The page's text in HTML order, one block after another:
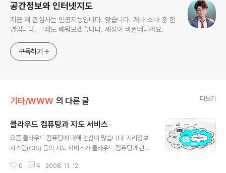
공간정보와 인터넷지도
지금 제 관심사는 인공지능입니다. 맞습니다. 개나 소나 중 한
명입니다. 그래도 배워보겠습니다. 세상이 바뀔테니까요.
구독하기
기타/WWW 의 다른 글 더보기
클라우드 컴퓨팅과 지도 서비스
요즘 클라우드 컴퓨팅에 대해 관심이 많습니다. 지리정보
시스템(GIS) 등의 지도 서비스가 클라우드 컴퓨팅과 관련
uting)이란, "프로그램이나 문서를 인터넷으로 접속할 수
0 4 2008. 11. 12.